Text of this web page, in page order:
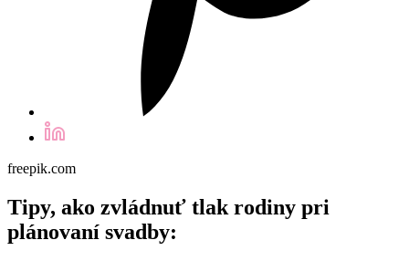
freepik.com
Tipy, ako zvládnuť tlak rodiny pri
plánovaní svadby: